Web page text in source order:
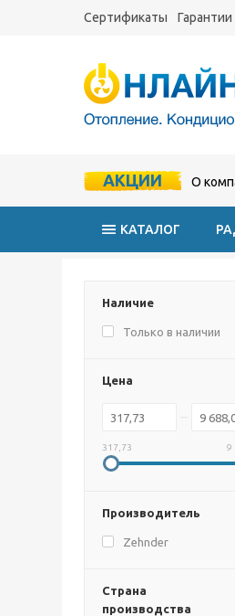
Сертификаты Гарантии
АКЦИИ О
КАТАЛОГ
Наличие
Только в наличии
Цена
317,73 9
Производитель
Zehnder
Страна
производства